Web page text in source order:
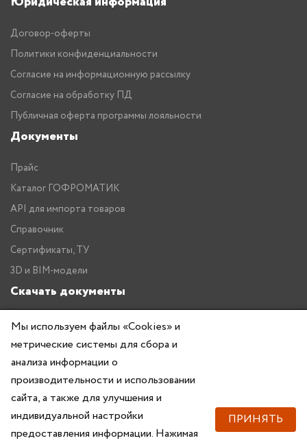
Договор-оферты
Политики конфиденциальности
Согласие на информационную рассылку
Согласие на обработку ПД
Публичная оферта программы лояльности
Документы
Прайс
Каталог ГОФРОМАТИК
API для импорта товаров
Справочник
Сертификаты, ТУ
3D и BIM-модели
Скачать документы
Прайс
Каталог ГОФРОМАТИК
Copyright © 2026 — ZKABEL.RU Все права защищены
Мы используем файлы «Cookies» и
метрические системы для сбора и
анализа информации о
производительности и использовании
сайта, а также для улучшения и
индивидуальной настройки
предоставления информации. Нажимая
ПРИНЯТЬ